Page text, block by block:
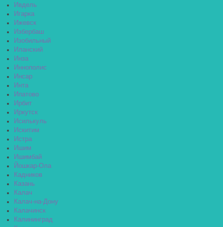
Ивдель
Игарка
Ижевск
Избербаш
Изобильный
Иланский
Инза
Иннополис
Инсар
Инта
Ипатово
Ирбит
Иркутск
Исилькуль
Искитим
Истра
Ишим
Ишимбай
Йошкар-Ола
Кадников
Казань
Калач
Калач-на-Дону
Калачинск
Калининград